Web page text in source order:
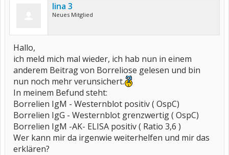
lina 3
Neues Mitglied
Hallo,
ich meld mich mal wieder, ich hab nun in einem
anderem Beitrag von Borreliose gelesen und bin
nun noch mehr verunsichert.
In meinem Befund steht:
Borrelien IgM - Westernblot positiv ( OspC)
Borrelien IgG - Westernblot grenzwertig ( OspC)
Borrelien IgM -AK- ELISA positiv ( Ratio 3,6 )
Wer kann mir da irgenwie weiterhelfen und mir das
erklären?